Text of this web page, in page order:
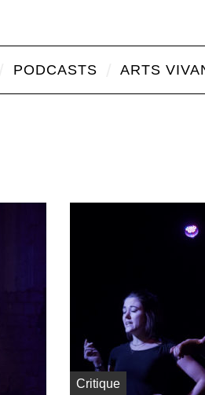
PODCASTS ARTS
Critique